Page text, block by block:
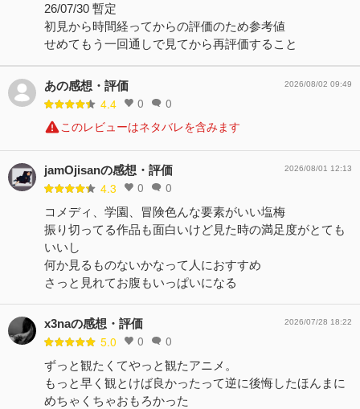
26/07/30 暫定
初見から時間経ってからの評価のため参考値
せめてもう一回通しで見てから再評価すること
あの感想・評価
4.4 0 0
2026/08/02 09:49
このレビューはネタバレを含みます
jamOjisanの感想・評価
4.3 0 0
2026/08/01 12:13
コメディ、学園、冒険色んな要素がいい塩梅
振り切ってる作品も面白いけど見た時の満足度がとても
いいし
何か見るものないかなって人におすすめ
さっと見れてお腹もいっぱいになる
x3naの感想・評価
5.0 0 0
2026/07/28 18:22
ずっと観たくてやっと観たアニメ。
もっと早く観とけば良かったって逆に後悔したほんまに
めちゃくちゃおもろかった